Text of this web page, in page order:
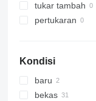
tukar tambah
pertukaran
Kondisi
baru
bekas